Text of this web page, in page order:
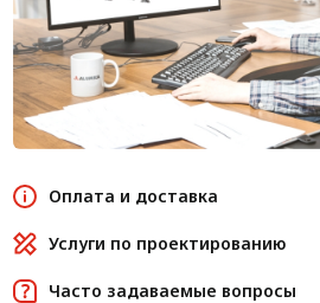
Оплата и доставка
Услуги по проектированию
Часто задаваемые вопросы